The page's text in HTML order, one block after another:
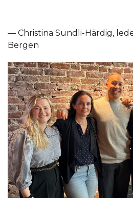
— Christina Sundli-Härdig,
Bergen